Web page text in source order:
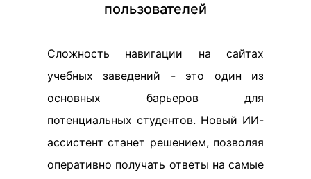
пользователей
Сложность навигации на сайтах
учебных заведений - это один из
основных барьеров для
потенциальных студентов. Новый ИИ-
ассистент станет решением, позволяя
оперативно получать ответы на самые